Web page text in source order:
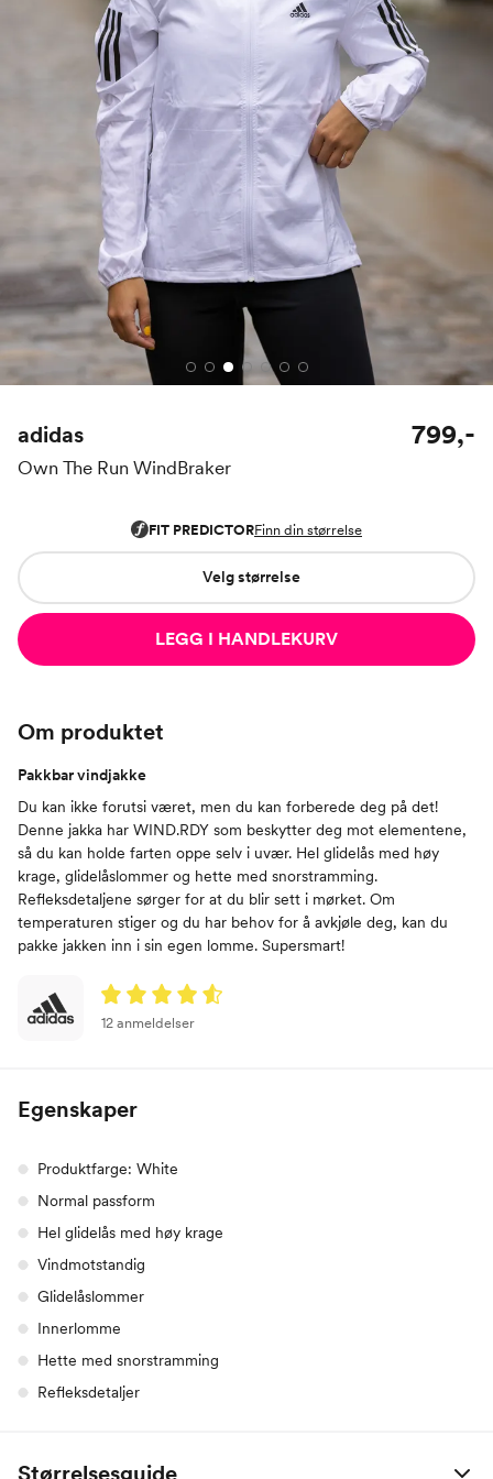
adidas
Own The Run WindBraker
799,-
Velg størrelse
LEGG I HANDLEKURV
Om produktet
Pakkbar vindjakke
Du kan ikke forutsi været, men du kan forberede deg på det!
Denne jakka har WIND.RDY som beskytter deg mot elementene,
så du kan holde farten oppe selv i uvær. Hel glidelås med høy
krage, glidelåslommer og hette med snorstramming.
Refleksdetaljene sørger for at du blir sett i mørket. Om
temperaturen stiger og du har behov for å avkjøle deg, kan du
pakke jakken inn i sin egen lomme. Supersmart!
12 anmeldelser
Egenskaper
Produktfarge: White
Normal passform
Hel glidelås med høy krage
Vindmotstandig
Glidelåslommer
Innerlomme
Hette med snorstramming
Refleksdetaljer
Størrelsesguide